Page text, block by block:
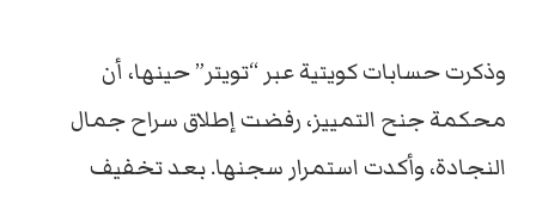
وذكرت حسابات كويتية عبر “تويتر” حينها، أن
محكمة جنح التمييز، رفضت إطلاق سراح جمال
النجادة، وأكدت استمرار سجنها. بعد تخفيف